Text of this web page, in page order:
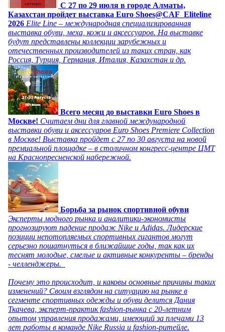
C 27 по 29 июля в городе Алматы,
Казахстан пройдет выставка Euro Shoes@CAF_Eliteline
2026 Elite Line – международная специализированная
выставка обуви, меха, кожи и аксессуаров. На выставке
будут представлены коллекции зарубежных и
отечественных производителей из таких стран, как
Россия, Турция, Германия, Италия, Казахстан и др.
Всего месяц до выставки Euro Shoes в
Москве! Считаем дни для главной международной
выставки обуви и аксессуаров Euro Shoes Premiere Collection
в Москве! Выставка пройдет с 27 по 30 августа на новой
премиальной площадке – в столичном конгресс-центре ЦМТ
на Краснопресненской набережной.
Борьба за рынок спортивной обуви
Эксперты модного рынка и аналитики-экономисты
прогнозируют падение продаж Nike и Adidas. Лидерские
позиции непотопляемых спортивных гигантов могут
серьезно пошатнуться в ближайшие годы, так как их
теснят молодые, смелые и активные конкуренты – бренды
- челленджеры.
Почему это происходит, и каковы основные причины таких
изменений? Своим взглядом на ситуацию на рынке в
сегменте спортивных одежды и обуви делится Дания
Ткачева, эксперт-практик fashion-рынка с 20-летним
опытом управления продажами, имеющий за плечами 13
лет работы в команде Nike Russia и fashion-ритейле.